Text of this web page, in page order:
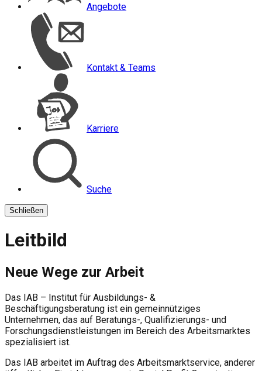
Angebote
Kontakt & Teams
Karriere
Suche
Schließen
Leitbild
Neue Wege zur Arbeit
Das IAB – Institut für Ausbildungs- &
Beschäftigungsberatung ist ein gemeinnütziges
Unternehmen, das auf Beratungs-, Qualifizierungs- und
Forschungsdienstleistungen im Bereich des Arbeitsmarktes
spezialisiert ist.
Das IAB arbeitet im Auftrag des Arbeitsmarktservice, anderer